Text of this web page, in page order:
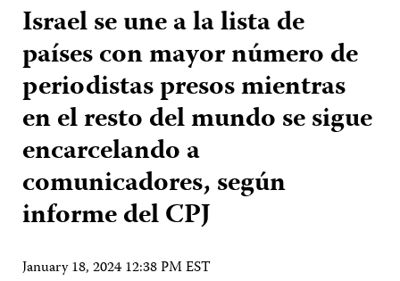
Israel se une a la lista de
países con mayor número de
periodistas presos mientras
en el resto del mundo se sigue
encarcelando a
comunicadores, según
informe del CPJ
January 18, 2024 12:38 PM EST